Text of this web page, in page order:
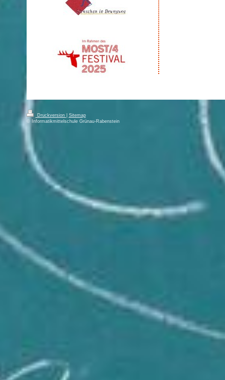
Druckversion
Sitemap
© Informatikmittelschule Grünau-Rabenstein